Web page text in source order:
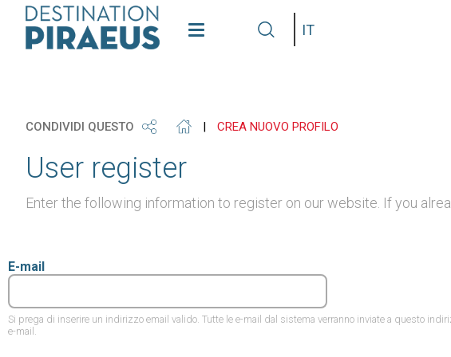
see
our
get
our
grap
some
CONDIVIDI QUESTO | CREA NUOVO PROFILO
User register
Enter the following information to register on our website. If you
E-mail
Si prega di inserire un indirizzo email valido. Tutte le e-mail dal sistema verranno inviate a questo
e-mail.